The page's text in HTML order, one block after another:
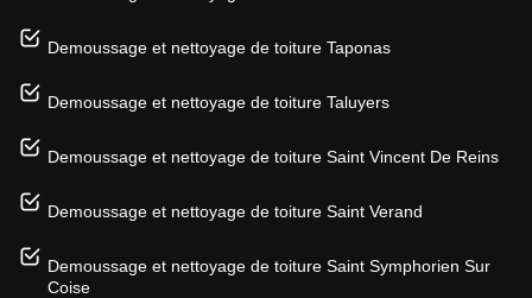
Demoussage et nettoyage de toiture Taponas
Demoussage et nettoyage de toiture Taluyers
Demoussage et nettoyage de toiture Saint Vincent De Reins
Demoussage et nettoyage de toiture Saint Verand
Demoussage et nettoyage de toiture Saint Symphorien Sur
Coise